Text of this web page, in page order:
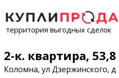
территория выгодных сделок
2-к. квартира,
Коломна, ул Дзержинского,